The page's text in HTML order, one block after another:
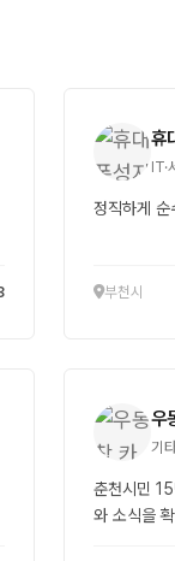
휴
IT·
정직하게
부천시
우
기
춘천시민 15만
와 소식을